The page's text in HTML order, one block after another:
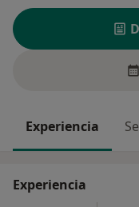
Experiencia
Experiencia